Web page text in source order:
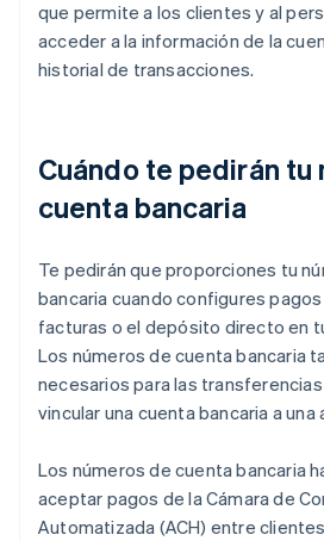
que permite a los clientes y al
acceder a la información de la
historial de transacciones.
Cuándo te pedirán tu
cuenta bancaria
Te pedirán que proporciones tu
bancaria cuando configures
facturas o el depósito directo en
Los números de cuenta bancaria
necesarios para las
vincular una cuenta bancaria a
Los números de cuenta bancaria
aceptar pagos de la Cámara de
Automatizada (ACH) entre